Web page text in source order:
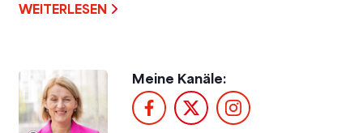
WEITERLESEN
Meine Kanäle: